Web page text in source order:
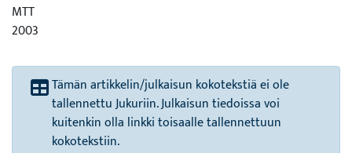
MTT
2003
Tämän artikkelin/julkaisun kokotekstiä ei ole
tallennettu Jukuriin. Julkaisun tiedoissa voi
kuitenkin olla linkki toisaalle tallennettuun
kokotekstiin.